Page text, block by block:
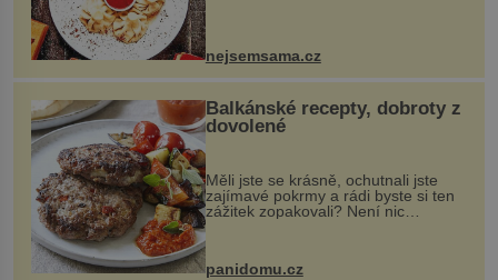
evropské a asijské chutě a díky tomu
vznikají rozmanité a chuťově bohaté
pokrmy, které rozhodně st...
nejsemsama.cz
Balkánské recepty, dobroty z
dovolené
Měli jste se krásně, ochutnali jste
zajímavé pokrmy a rádi byste si ten
zážitek zopakovali? Není nic
snazšího. Pljeskavica (10 porcí)
Možná jste ji ochutnali na dovolené v
bývalé Jugoslávii, lze ji vi...
panidomu.cz